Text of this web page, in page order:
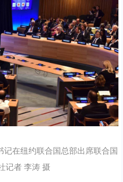
在纽约联合国总部出席联合国
记者 李涛 摄